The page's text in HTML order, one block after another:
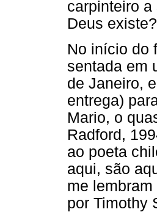
carpinteiro
Deus
No início do
sentada em
de Janeiro,
entrega)
Mario, o
Radford,
ao poeta
aqui, são
me
por Timothy